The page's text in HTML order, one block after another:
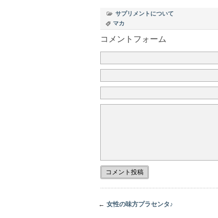
サプリメントについて
マカ
コメントフォーム
← 女性の味方プラセンタ♪